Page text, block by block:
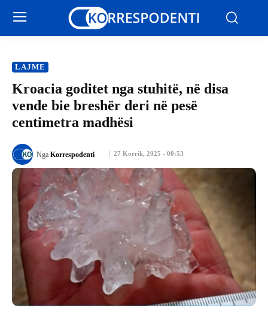
LAJME
Kroacia goditet nga stuhitë, në disa
vende bie breshër deri në pesë
centimetra madhësi
27 Korrik, 2025 - 00:53
Nga Korrespodenti